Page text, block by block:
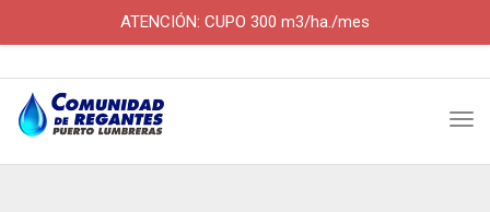
content
×
×
ATENCIÓN: CUPO 300 m3/ha./mes